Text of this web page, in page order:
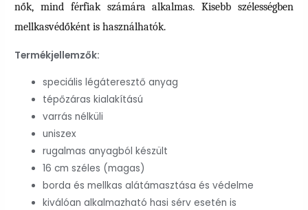
nők, mind férfiak számára alkalmas. Kisebb szélességben
mellkasvédőként is használhatók.
Termékjellemzők:
speciális légáteresztő anyag
tépőzáras kialakítású
varrás nélküli
uniszex
rugalmas anyagból készült
16 cm széles (magas)
borda és mellkas alátámasztása és védelme
kiválóan alkalmazható hasi sérv esetén is